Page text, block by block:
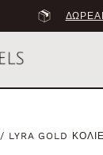
/ LYRA GOLD